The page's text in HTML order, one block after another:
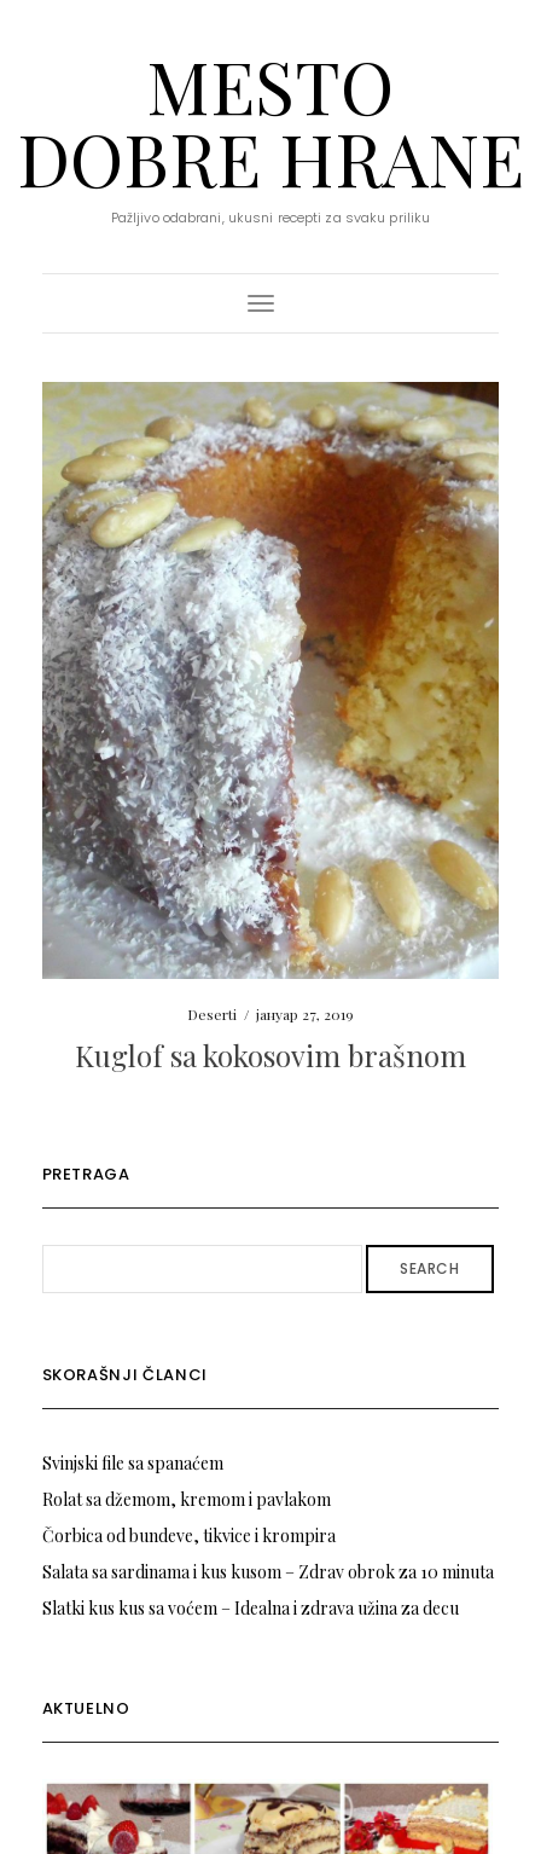
MESTO
DOBRE HRANE
Pažljivo odabrani, ukusni recepti za svaku priliku
Toggle Navigation
Deserti / јануар 27, 2019
Kuglof sa kokosovim brašnom
PRETRAGA
SEARCH
SKORAŠNJI ČLANCI
Svinjski file sa spanaćem
Rolat sa džemom, kremom i pavlakom
Čorbica od bundeve, tikvice i krompira
Salata sa sardinama i kus kusom – Zdrav obrok za 10 minuta
Slatki kus kus sa voćem – Idealna i zdrava užina za decu
AKTUELNO